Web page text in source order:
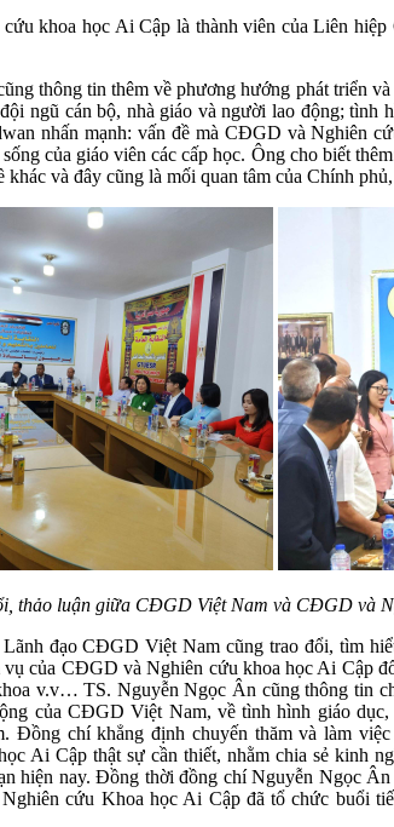
khoa học Ai Cập là thành viên của Liên
thông tin thêm về phương hướng phát triển
ngũ cán bộ, nhà giáo và người lao động; tình
nhấn mạnh: vấn đề mà CĐGD và Nghiên
của giáo viên các cấp học. Ông cho biết
khác và đây cũng là mối quan tâm của Chính
thảo luận giữa CĐGD Việt Nam và CĐGD và
đạo CĐGD Việt Nam cũng trao đổi, tìm
vụ của CĐGD và Nghiên cứu khoa học Ai Cập
v.v… TS. Nguyễn Ngọc Ân cũng thông tin
của CĐGD Việt Nam, về tình hình giáo
Đồng chí khẳng định chuyến thăm và làm
Ai Cập thật sự cần thiết, nhằm chia sẻ kinh
hiện nay. Đồng thời đồng chí Nguyễn Ngọc
cứu Khoa học Ai Cập đã tổ chức buổi